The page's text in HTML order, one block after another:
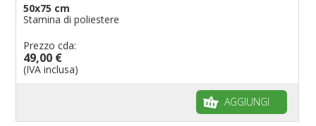
50x75 cm
Stamina di poliestere
Prezzo cda:
49,00 €
(IVA inclusa)
AGGIUNGI